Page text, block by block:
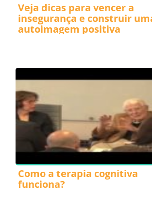
Veja dicas para vencer a
insegurança e construir
autoimagem positiva
Como a terapia cognitiva
funciona?